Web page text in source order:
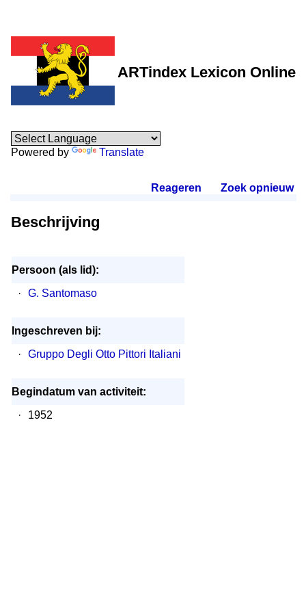
ARTindex Lexicon Online
Powered by Translate
Reageren Zoek opnieuw.
Beschrijving
Persoon (als lid):
·
G. Santomaso
Ingeschreven bij:
·
Gruppo Degli Otto Pittori Italiani
Begindatum van activiteit:
·
1952